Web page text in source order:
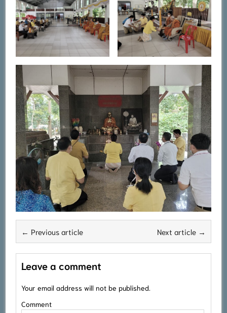
← Previous article Next article →
Leave a comment
Your email address will not be published.
Comment